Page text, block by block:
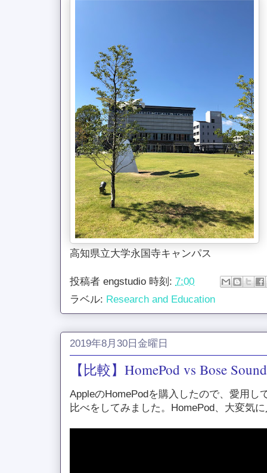
高知県立大学永国寺キャンパス
投稿者 engstudio 時刻: 7:00
ラベル: Research and Education
2019年8月30日金曜日
【比較】HomePod vs Bose
AppleのHomePodを購入したので、愛用し
比べをしてみました。HomePod、大変気